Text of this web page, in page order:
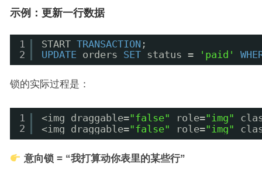
示例：更新一行数据
1
2
START TRANSACTION ;
UPDATE
orders SET status = 'paid'
锁的实际过程是：
1
2
<img draggable="false" role="img"
<img draggable="false" role="img"
意向锁 = “我打算动你表里的某些行”